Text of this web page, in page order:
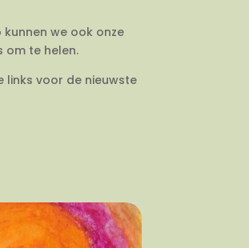
we ook onze
om te helen.
links voor de nieuwste